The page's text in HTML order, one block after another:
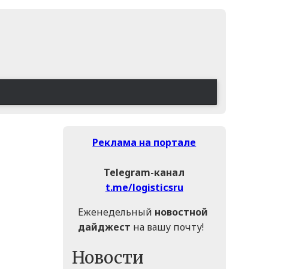
Реклама на портале
Telegram-канал
t.me/logisticsru
Еженедельный новостной
дайджест на вашу почту!
Новости